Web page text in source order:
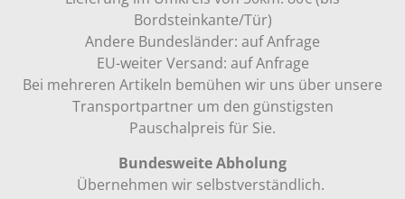
Bordsteinkante/Tür)
Andere Bundesländer: auf Anfrage
EU-weiter Versand: auf Anfrage
Bei mehreren Artikeln bemühen wir uns über unsere
Transportpartner um den günstigsten
Pauschalpreis für Sie.
Bundesweite Abholung
Übernehmen wir selbstverständlich.